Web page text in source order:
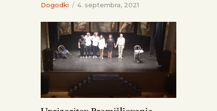
Dogodki 4. septembra, 2021